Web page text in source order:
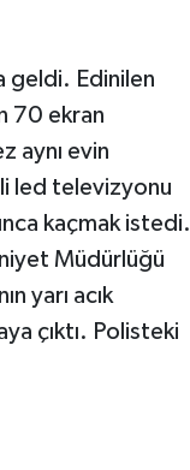
geldi. Edinilen
70 ekran
aynı evin
led televizyonu
kaçmak istedi.
Müdürlüğü
yarı acık
çıktı. Polisteki